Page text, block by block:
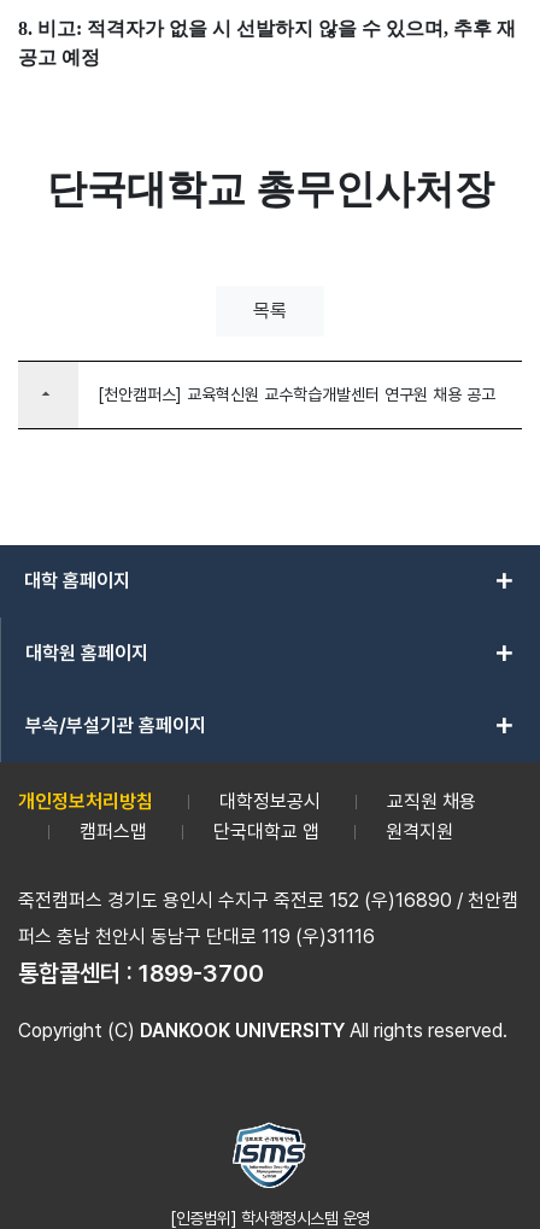
8. 비고: 적격자가 없을 시 선발하지 않을 수 있으며, 추후 재
공고 예정
단국대학교 총무인사처장
목록
arrow_drop_up [천안캠퍼스] 교육혁신원 교수학습개발센터 연구원 채용 공고
대학 홈페이지 add
대학원 홈페이지 add
부속/부설기관 홈페이지 add
개인정보처리방침 대학정보공시
교직원 채용
캠퍼스맵
단국대학교 앱 원격지원
죽전캠퍼스 경기도 용인시 수지구 죽전로 152 (우)16890 / 천안캠
퍼스 충남 천안시 동남구 단대로 119 (우)31116
통합콜센터 : 1899-3700
Copyright (C) DANKOOK UNIVERSITY All rights reserved.
[인증범위] 학사행정시스템 운영